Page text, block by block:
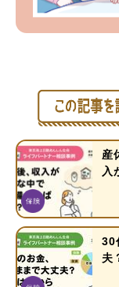
産
入
30
夫